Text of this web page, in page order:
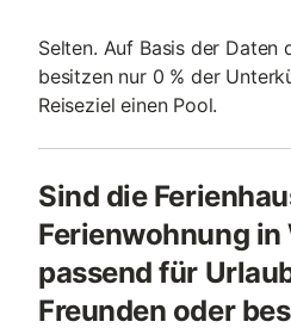
Selten. Auf Basis der Daten
besitzen nur 0 % der
Reiseziel einen Pool.
Sind die
Ferienwohnung
passend für
Freunden oder